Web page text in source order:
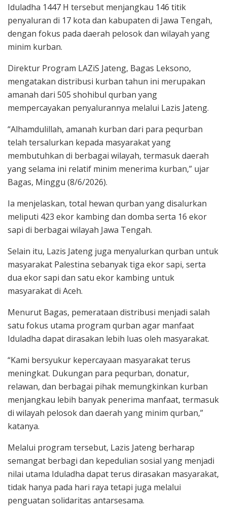
Iduladha 1447 H tersebut menjangkau 146 titik
penyaluran di 17 kota dan kabupaten di Jawa Tengah,
dengan fokus pada daerah pelosok dan wilayah yang
minim kurban.
Direktur Program LAZiS Jateng, Bagas Leksono,
mengatakan distribusi kurban tahun ini merupakan
amanah dari 505 shohibul qurban yang
mempercayakan penyalurannya melalui Lazis Jateng.
“Alhamdulillah, amanah kurban dari para pequrban
telah tersalurkan kepada masyarakat yang
membutuhkan di berbagai wilayah, termasuk daerah
yang selama ini relatif minim menerima kurban,” ujar
Bagas, Minggu (8/6/2026).
Ia menjelaskan, total hewan qurban yang disalurkan
meliputi 423 ekor kambing dan domba serta 16 ekor
sapi di berbagai wilayah Jawa Tengah.
Selain itu, Lazis Jateng juga menyalurkan qurban untuk
masyarakat Palestina sebanyak tiga ekor sapi, serta
dua ekor sapi dan satu ekor kambing untuk
masyarakat di Aceh.
Menurut Bagas, pemerataan distribusi menjadi salah
satu fokus utama program qurban agar manfaat
Iduladha dapat dirasakan lebih luas oleh masyarakat.
“Kami bersyukur kepercayaan masyarakat terus
meningkat. Dukungan para pequrban, donatur,
relawan, dan berbagai pihak memungkinkan kurban
menjangkau lebih banyak penerima manfaat, termasuk
di wilayah pelosok dan daerah yang minim qurban,”
katanya.
Melalui program tersebut, Lazis Jateng berharap
semangat berbagi dan kepedulian sosial yang menjadi
nilai utama Iduladha dapat terus dirasakan masyarakat,
tidak hanya pada hari raya tetapi juga melalui
penguatan solidaritas antarsesama.